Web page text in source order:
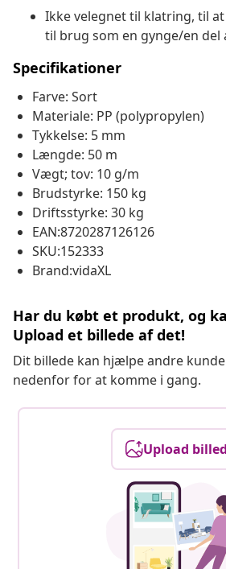
Ikke velegnet til klatring, til
til brug som en gynge/en del
Specifikationer
Farve: Sort
Materiale: PP (polypropylen)
Tykkelse: 5 mm
Længde: 50 m
Vægt; tov: 10 g/m
Brudstyrke: 150 kg
Driftsstyrke: 30 kg
EAN:8720287126126
SKU:152333
Brand:vidaXL
Har du købt et produkt, og
Upload et billede af det!
Dit billede kan hjælpe andre
nedenfor for at komme i gang.
Upload